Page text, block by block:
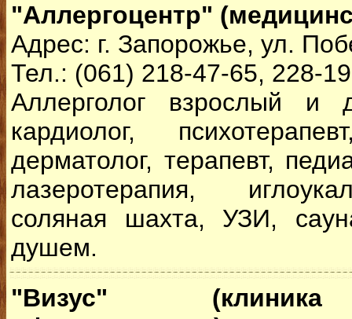
"Аллергоцентр"
Адрес: г. Запорожье, ул.
Тел.: (061) 218-47-65, 228-
Аллерголог взрослый и
кардиолог,
дерматолог, терапевт,
лазеротерапия,
соляная шахта, УЗИ,
душем.
"Визус" (клиника